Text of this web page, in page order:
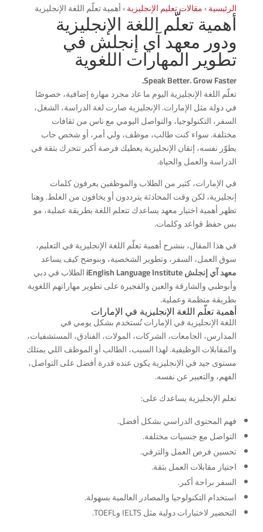
الرئيسية›مقالات تعليم الإنجليزية›أهمية تعلّم اللغة الإنجليزية
أهمية تعلّم اللغة الإنجليزية
ودور معهد آي إنجلش في
تطوير المهارات اللغوية
Speak Better. Grow Faster.
تعلّم اللغة الإنجليزية اليوم ما عاد مجرد مهارة إضافية، خصوصًا
في دولة مثل الإمارات. الإنجليزية صارت لغة الدراسة، الشغل،
السفر، التكنولوجيا، والتواصل اليومي مع ناس من ثقافات
مختلفة. سواء كنت طالب، موظف، ولي أمر، أو شخص حاب
يطوّر نفسه، إتقان الإنجليزية يعطيك فرصة أكبر تتحرك بثقة في
الدراسة والعمل والحياة.
في الإمارات، كثير من الطلاب والموظفين يعرفون كلمات
إنجليزية، لكن وقت المحادثة يترددون أو يخافون من الغلط. وهنا
تظهر أهمية اختيار معهد يساعدك تتعلم اللغة بطريقة عملية، مو
بس حفظ قواعد وكلمات.
في هذا المقال، بنشرح أهمية تعلّم اللغة الإنجليزية في التعليم،
سوق العمل، السفر، وتطوير الشخصية، وبنوضح كيف يساعد
معهد آي إنجلش iEnglish Language Institute
الطلاب في دبي
وأبوظبي والشارقة والعين والفجيرة على تطوير مهاراتهم اللغوية
بطريقة منظمة وعملية.
أهمية تعلّم اللغة الإنجليزية في الإمارات
اللغة الإنجليزية في الإمارات تُستخدم بشكل يومي في
المدارس، الجامعات، الشركات، المولات، الفنادق، المستشفيات،
والمقابلات الوظيفية. لهذا السبب، الطالب أو الموظف اللي يمتلك
مستوى جيد في الإنجليزية يكون عنده قدرة أفضل على التواصل،
الفهم، والتعبير عن نفسه.
تعلم الإنجليزية يساعدك على:
فهم المحتوى الدراسي بشكل أفضل.
التواصل مع جنسيات مختلفة.
تحسين فرص العمل والترقي.
اجتياز مقابلات العمل بثقة.
السفر براحة أكبر.
استخدام التكنولوجيا والمصادر العالمية بسهولة.
التحضير لاختبارات دولية مثل IELTS وTOEFL.